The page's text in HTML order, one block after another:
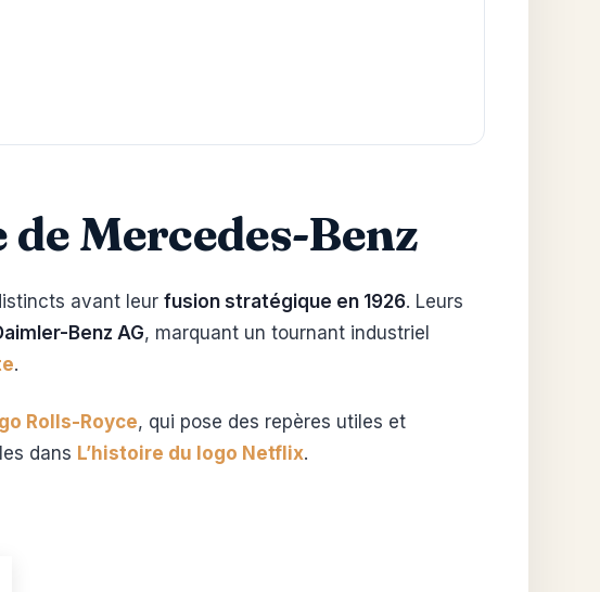
Mercedes-Benz
avant leur fusion stratégique en 1926. Leurs
Benz AG, marquant un tournant industriel
.
Rolls-Royce, qui pose des repères utiles et
dans L’histoire du logo Netflix.